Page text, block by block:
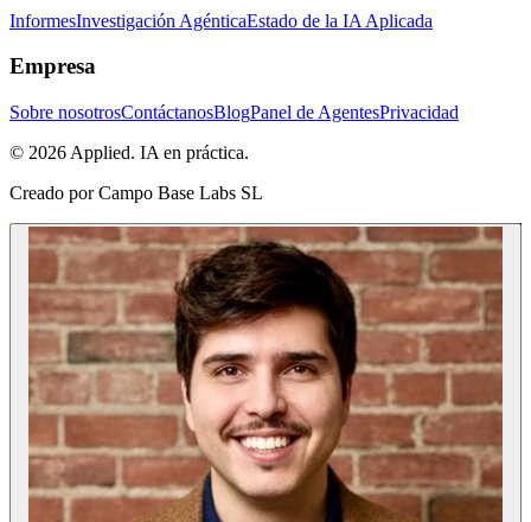
InformesInvestigación AgénticaEstado de la IA Aplicada
Empresa
Sobre nosotrosContáctanosBlogPanel de AgentesPrivacidad
© 2026 Applied. IA en práctica.
Creado por Campo Base Labs SL